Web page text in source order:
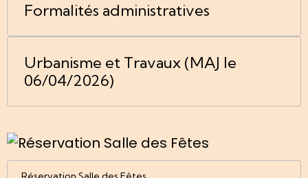
Formalités administratives
Urbanisme et Travaux (MAJ le
06/04/2026)